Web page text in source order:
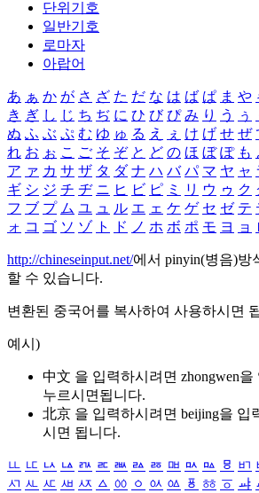
단위기호
일반기호
로마자
아랍어
あ ぁ か が さ ざ た だ な は ば ぱ ま や
き ぎ し じ ち ぢ に ひ び ぴ み り う ぅ
ぬ ふ ぶ ぷ む ゆ ゅ る え ぇ け げ せ ぜ
れ お ぉ こ ご そ ぞ と ど の ほ ぼ ぽ も
ア ァ カ サ ザ タ ダ ナ ハ バ パ マ ヤ ャ
ギ シ ジ チ ヂ ニ ヒ ビ ピ ミ リ ウ ゥ ク
フ ブ プ ム ユ ュ ル エ ェ ケ ゲ セ ゼ テ
ォ コ ゴ ソ ゾ ト ド ノ ホ ボ ポ モ ヨ ョ
http://chineseinput.net/에서 pinyin(병음)방
할 수 있습니다.
변환된 중국어를 복사하여 사용하시면
예시)
中文 을 입력하시려면 zhongwen을
누르시면됩니다.
北京 을 입력하시려면 beijing을 입
시면 됩니다.
ㅥ ㅦ ㅧ ㅨ ㅩ ㅪ ㅫ ㅬ ㅭ ㅮ ㅯ ㅰ ㅱ ㅲ
ㅺ ㅻ ㅼ ㅽ ㅾ ㅿ ㆀ ㆁ ㆂ ㆃ ㆄ ㆅ ㆆ ㆇ